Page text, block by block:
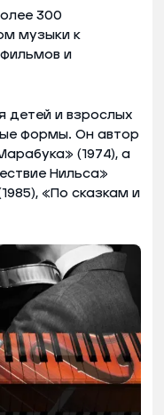
300
музыки к
и
детей и взрослых
формы. Он автор
(1974), а
Нильса»
«По сказкам и